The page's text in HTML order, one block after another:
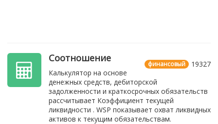
19327
финансовый
Соотношение
Калькулятор на основе
денежных средств, дебиторской
задолженности и краткосрочных обязательств
рассчитывает Коэффициент текущей
ликвидности . WSP показывает охват ликвидных
активов к текущим обязательствам.